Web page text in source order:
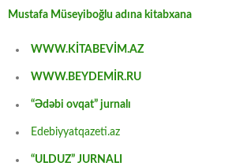
Mustafa Müseyiboğlu adına kitabxana
WWW.KİTABEVİM.AZ
WWW.BEYDEMİR.RU
“Ədəbi ovqat” jurnalı
Edebiyyatqazeti.az
“ULDUZ” JURNALI